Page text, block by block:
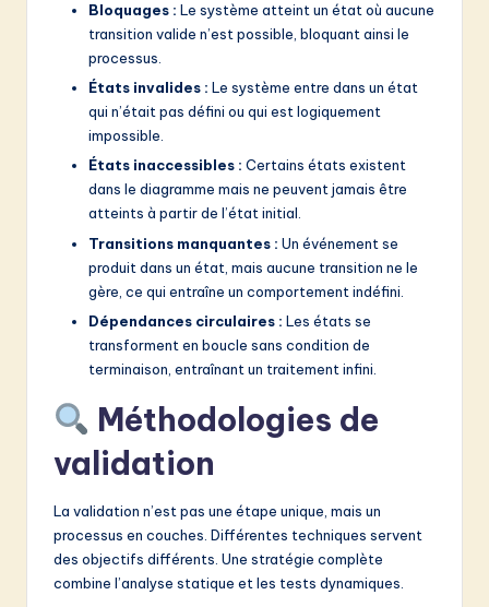
Bloquages : Le système atteint un état où aucune
transition valide n’est possible, bloquant ainsi le
processus.
États invalides : Le système entre dans un état
qui n’était pas défini ou qui est logiquement
impossible.
États inaccessibles : Certains états existent
dans le diagramme mais ne peuvent jamais être
atteints à partir de l’état initial.
Transitions manquantes : Un événement se
produit dans un état, mais aucune transition ne le
gère, ce qui entraîne un comportement indéfini.
Dépendances circulaires : Les états se
transforment en boucle sans condition de
terminaison, entraînant un traitement infini.
Méthodologies de
validation
La validation n’est pas une étape unique, mais un
processus en couches. Différentes techniques servent
des objectifs différents. Une stratégie complète
combine l’analyse statique et les tests dynamiques.